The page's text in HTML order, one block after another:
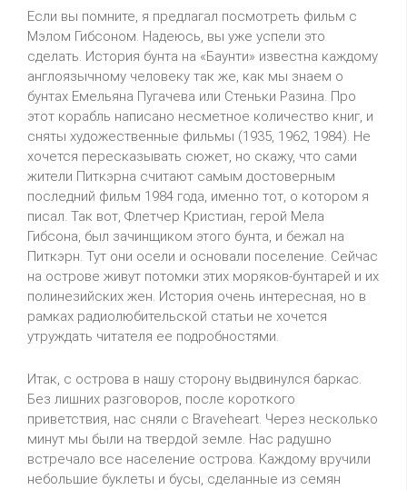
Если вы помните, я предлагал посмотреть фильм с
Мэлом Гибсоном. Надеюсь, вы уже успели это
сделать. История бунта на «Баунти» известна каждому
англоязычному человеку так же, как мы знаем о
бунтах Емельяна Пугачева или Стеньки Разина. Про
этот корабль написано несметное количество книг, и
сняты художественные фильмы (1935, 1962, 1984). Не
хочется пересказывать сюжет, но скажу, что сами
жители Питкэрна считают самым достоверным
последний фильм 1984 года, именно тот, о котором я
писал. Так вот, Флетчер Кристиан, герой Мела
Гибсона, был зачинщиком этого бунта, и бежал на
Питкэрн. Тут они осели и основали поселение. Сейчас
на острове живут потомки этих моряков-бунтарей и их
полинезийских жен. История очень интересная, но в
рамках радиолюбительской статьи не хочется
утруждать читателя ее подробностями.
Итак, с острова в нашу сторону выдвинулся баркас.
Без лишних разговоров, после короткого
приветствия, нас сняли с Braveheart. Через несколько
минут мы были на твердой земле. Нас радушно
встречало все население острова. Каждому вручили
небольшие буклеты и бусы, сделанные из семян